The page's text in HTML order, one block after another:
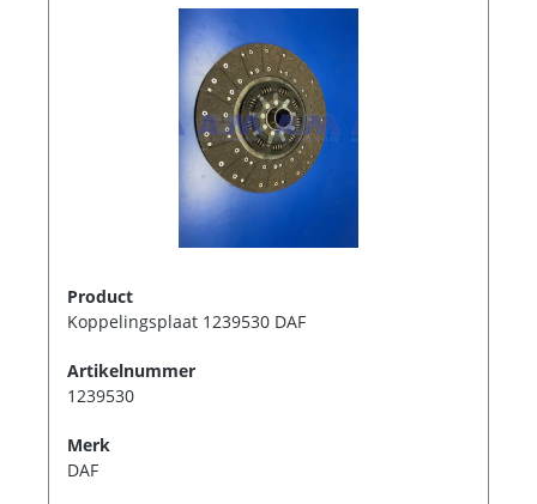
Product
Koppelingsplaat 1239530 DAF
Artikelnummer
1239530
Merk
DAF